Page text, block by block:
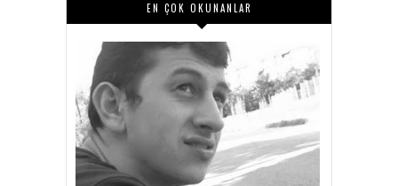
EN ÇOK OKUNANLAR